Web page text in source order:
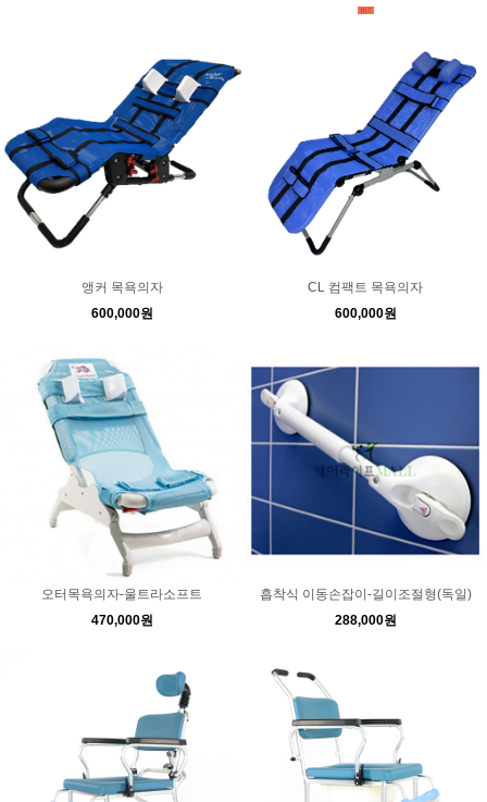
앵커 목욕의자
600,000원
CL 컴팩트 목욕의자
600,000원
오터목욕의자-울트라소프트
470,000원
흡착식 이동손잡이-길이조절형(독일)
288,000원